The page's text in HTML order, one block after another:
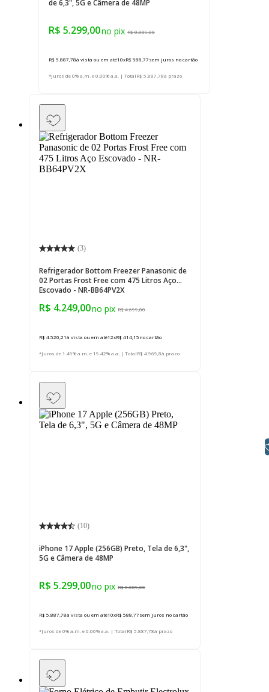
de 6,3", 5G e Câmera de 48MP
R$ 5.299,00 R$ 8.089,00
R$ 5.887,78à vista ou em até10xR$ 588,77sem juros no cartão
*Juros de 0% a.m. e 0.00% a.a. | TotalR$ 5.887,78à prazo
(3)
Refrigerador Bottom Freezer Panasonic de
02 Portas Frost Free com 475 Litros Aço
Escovado - NR-BB64PV2X
R$ 4.249,00 R$ 4.699,00
R$ 4.520,21à vista ou em até12xR$ 414,15no cartão
*Juros de 1.49% a.m. e 19.42% a.a. | TotalR$ 4.969,8à prazo
(10)
iPhone 17 Apple (256GB) Preto, Tela de 6,3",
5G e Câmera de 48MP
R$ 5.299,00 R$ 8.089,00
R$ 5.887,78à vista ou em até10xR$ 588,77sem juros no cartão
*Juros de 0% a.m. e 0.00% a.a. | TotalR$ 5.887,78à prazo